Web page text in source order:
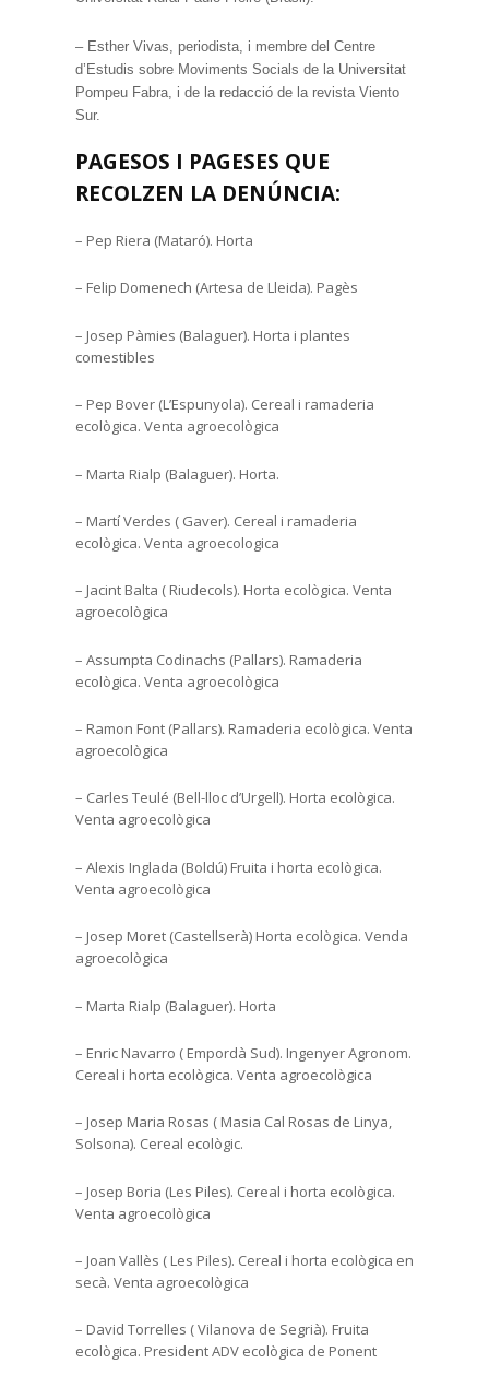
– Esther Vivas, periodista, i membre del Centre
d’Estudis sobre Moviments Socials de la Universitat
Pompeu Fabra, i de la redacció de la revista Viento
Sur.
PAGESOS I PAGESES QUE
RECOLZEN LA DENÚNCIA:
– Pep Riera (Mataró). Horta
– Felip Domenech (Artesa de Lleida). Pagès
– Josep Pàmies (Balaguer). Horta i plantes
comestibles
– Pep Bover (L’Espunyola). Cereal i ramaderia
ecològica. Venta agroecològica
– Marta Rialp (Balaguer). Horta.
– Martí Verdes ( Gaver). Cereal i ramaderia
ecològica. Venta agroecologica
– Jacint Balta ( Riudecols). Horta ecològica. Venta
agroecològica
– Assumpta Codinachs (Pallars). Ramaderia
ecològica. Venta agroecològica
– Ramon Font (Pallars). Ramaderia ecològica. Venta
agroecològica
– Carles Teulé (Bell-lloc d’Urgell). Horta ecològica.
Venta agroecològica
– Alexis Inglada (Boldú) Fruita i horta ecològica.
Venta agroecològica
– Josep Moret (Castellserà) Horta ecològica. Venda
agroecològica
– Marta Rialp (Balaguer). Horta
– Enric Navarro ( Empordà Sud). Ingenyer Agronom.
Cereal i horta ecològica. Venta agroecològica
– Josep Maria Rosas ( Masia Cal Rosas de Linya,
Solsona). Cereal ecològic.
– Josep Boria (Les Piles). Cereal i horta ecològica.
Venta agroecològica
– Joan Vallès ( Les Piles). Cereal i horta ecològica en
secà. Venta agroecològica
– David Torrelles ( Vilanova de Segrià). Fruita
ecològica. President ADV ecològica de Ponent